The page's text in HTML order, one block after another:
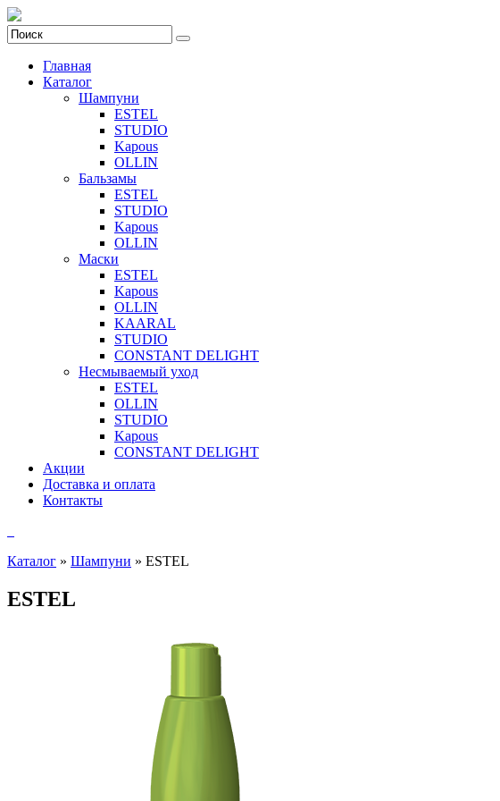
Главная
Каталог
Шампуни
ESTEL
STUDIO
Kapous
OLLIN
Бальзамы
ESTEL
STUDIO
Kapous
OLLIN
Маски
ESTEL
Kapous
OLLIN
KAARAL
STUDIO
CONSTANT DELIGHT
Несмываемый уход
ESTEL
OLLIN
STUDIO
Kapous
CONSTANT DELIGHT
Акции
Доставка и оплата
Контакты
Каталог » Шампуни » ESTEL
ESTEL